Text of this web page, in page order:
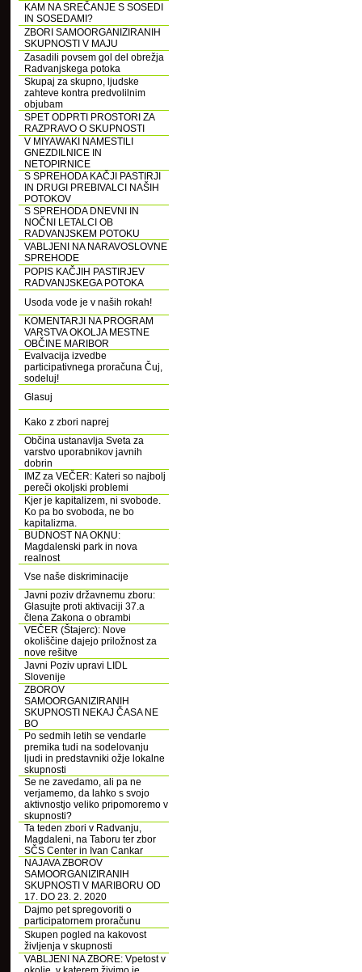
KAM NA SREČANJE S SOSEDI
IN SOSEDAMI?
ZBORI SAMOORGANIZIRANIH
SKUPNOSTI V MAJU
Zasadili povsem gol del obrežja
Radvanjskega potoka
Skupaj za skupno, ljudske
zahteve kontra predvolilnim
objubam
SPET ODPRTI PROSTORI ZA
RAZPRAVO O SKUPNOSTI
V MIYAWAKI NAMESTILI
GNEZDILNICE IN
NETOPIRNICE
S SPREHODA KAČJI PASTIRJI
IN DRUGI PREBIVALCI NAŠIH
POTOKOV
S SPREHODA DNEVNI IN
NOČNI LETALCI OB
RADVANJSKEM POTOKU
VABLJENI NA NARAVOSLOVNE
SPREHODE
POPIS KAČJIH PASTIRJEV
RADVANJSKEGA POTOKA
Usoda vode je v naših rokah!
KOMENTARJI NA PROGRAM
VARSTVA OKOLJA MESTNE
OBČINE MARIBOR
Evalvacija izvedbe
participativnega proračuna Čuj,
sodeluj!
Glasuj
Kako z zbori naprej
Občina ustanavlja Sveta za
varstvo uporabnikov javnih
dobrin
IMZ za VEČER: Kateri so najbolj
pereči okoljski problemi
Kjer je kapitalizem, ni svobode.
Ko pa bo svoboda, ne bo
kapitalizma.
BUDNOST NA OKNU:
Magdalenski park in nova
realnost
Vse naše diskriminacije
Javni poziv državnemu zboru:
Glasujte proti aktivaciji 37.a
člena Zakona o obrambi
VEČER (Štajerc): Nove
okoliščine dajejo priložnost za
nove rešitve
Javni Poziv upravi LIDL
Slovenije
ZBOROV
SAMOORGANIZIRANIH
SKUPNOSTI NEKAJ ČASA NE
BO
Po sedmih letih se vendarle
premika tudi na sodelovanju
ljudi in predstavniki ožje lokalne
skupnosti
Se ne zavedamo, ali pa ne
verjamemo, da lahko s svojo
aktivnostjo veliko pripomoremo v
skupnosti?
Ta teden zbori v Radvanju,
Magdaleni, na Taboru ter zbor
SČS Center in Ivan Cankar
NAJAVA ZBOROV
SAMOORGANIZIRANIH
SKUPNOSTI V MARIBORU OD
17. DO 23. 2. 2020
Dajmo pet spregovoriti o
participatornem proračunu
Skupen pogled na kakovost
življenja v skupnosti
VABLJENI NA ZBORE: Vpetost v